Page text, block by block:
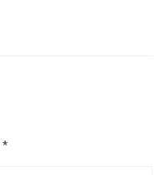
*